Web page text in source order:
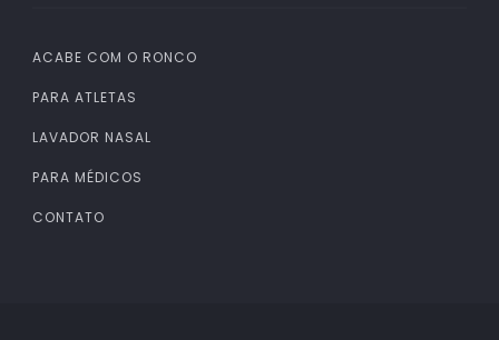
ACABE COM O RONCO
PARA ATLETAS
LAVADOR NASAL
PARA MÉDICOS
CONTATO